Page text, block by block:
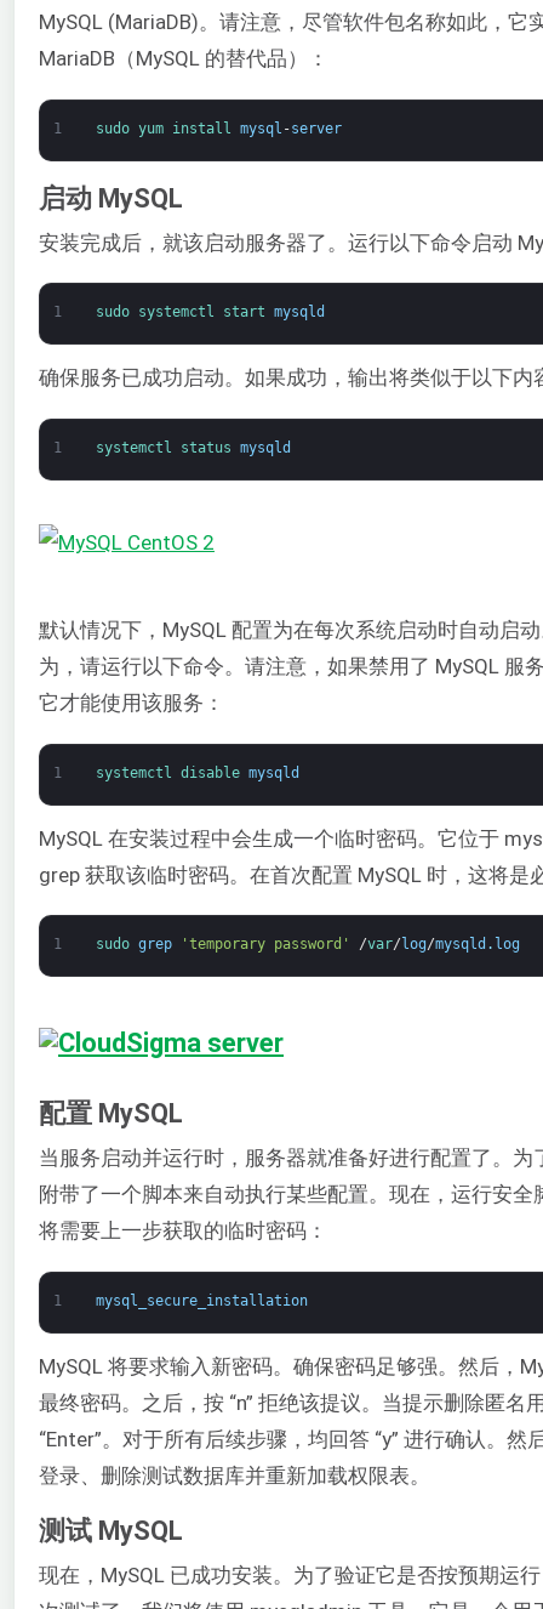
MySQL (MariaDB)。请注意，尽管软件包名称如此，它
MariaDB（MySQL 的替代品）：
1 sudo yum install mysql -server
启动 MySQL
安装完成后，就该启动服务器了。运行以下命令启动
1 sudo systemctl start mysqld
确保服务已成功启动。如果成功，输出将类似于以下内
1 systemctl status mysqld
默认情况下，MySQL 配置为在每次系统启动时自动启
为，请运行以下命令。请注意，如果禁用了 MySQL 服
它才能使用该服务：
1 systemctl disable mysqld
MySQL 在安装过程中会生成一个临时密码。它位于
grep 获取该临时密码。在首次配置 MySQL 时，这将是
1 sudo grep 'temporary password' /var/ log/mysqld . log
配置 MySQL
当服务启动并运行时，服务器就准备好进行配置了。为
附带了一个脚本来自动执行某些配置。现在，运行安全
将需要上一步获取的临时密码：
1 mysql_secure_installation
MySQL 将要求输入新密码。确保密码足够强。然后，
最终密码。之后，按 “n” 拒绝该提议。当提示删除匿名
“Enter”。对于所有后续步骤，均回答 “y” 进行确认。
登录、删除测试数据库并重新加载权限表。
测试 MySQL
现在，MySQL 已成功安装。为了验证它是否按预期运